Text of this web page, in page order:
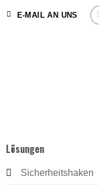
E-MAIL AN UNS
Lösungen
Sicherheitshaken